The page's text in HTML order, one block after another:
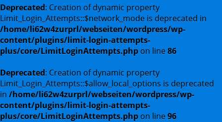
Deprecated: Creation of dynamic property
Limit_Login_Attempts::$network_mode is deprecated in
/home/li62w4zurprl/webseiten/wordpress/wp-
content/plugins/limit-login-attempts-
plus/core/LimitLoginAttempts.php on line86
Deprecated: Creation of dynamic property
Limit_Login_Attempts::$allow_local_options is deprecated
in /home/li62w4zurprl/webseiten/wordpress/wp-
content/plugins/limit-login-attempts-
plus/core/LimitLoginAttempts.php on line96